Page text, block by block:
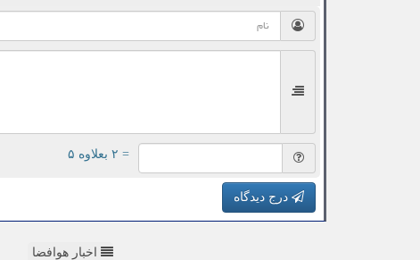
= ۲ بعلاوه ۵
درج دیدگاه
اخبار هوافضا